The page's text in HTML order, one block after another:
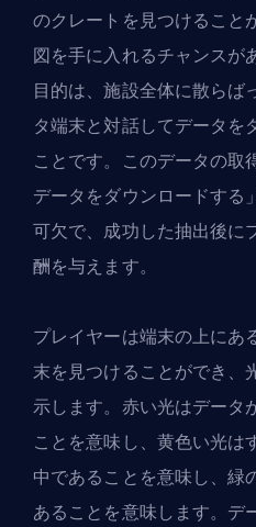
のクレートを見つけること
図を手に入れるチャンスが
目的は、施設全体に散らば
タ端末と対話してデータを
ことです。このデータの取
データをダウンロードする
可欠で、成功した抽出後に
酬を与えます。
プレイヤーは端末の上にあ
末を見つけることができ、
示します。赤い光はデータ
ことを意味し、黄色い光は
中であることを意味し、緑
あることを意味します。デ